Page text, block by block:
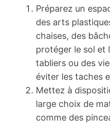
Préparez un
des arts
chaises, des
protéger le sol et
tabliers ou des
éviter les taches
Mettez à
large choix de
comme des